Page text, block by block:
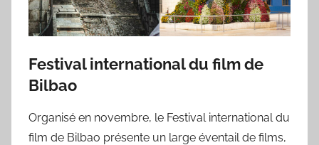
Festival international du film de
Bilbao
Organisé en novembre, le Festival international du
film de Bilbao présente un large éventail de films,